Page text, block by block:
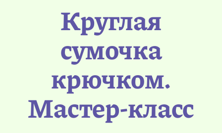
Круглая
сумочка
крючком.
Мастер-класс